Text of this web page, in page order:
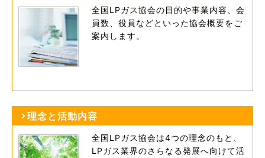
全国LPガス協会の目的や事業内容、会
員数、役員などといった協会概要をご
案内します。
理念と活動内容
全国LPガス協会は4つの理念のもと、
LPガス業界のさらなる発展へ向けて活